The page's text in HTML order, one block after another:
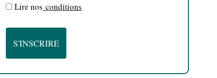
Lire nos conditions